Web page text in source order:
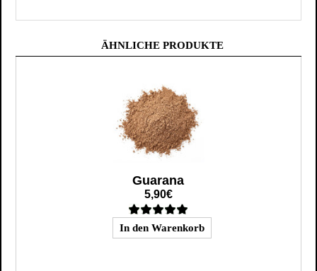
ÄHNLICHE PRODUKTE
Guarana
5,90€